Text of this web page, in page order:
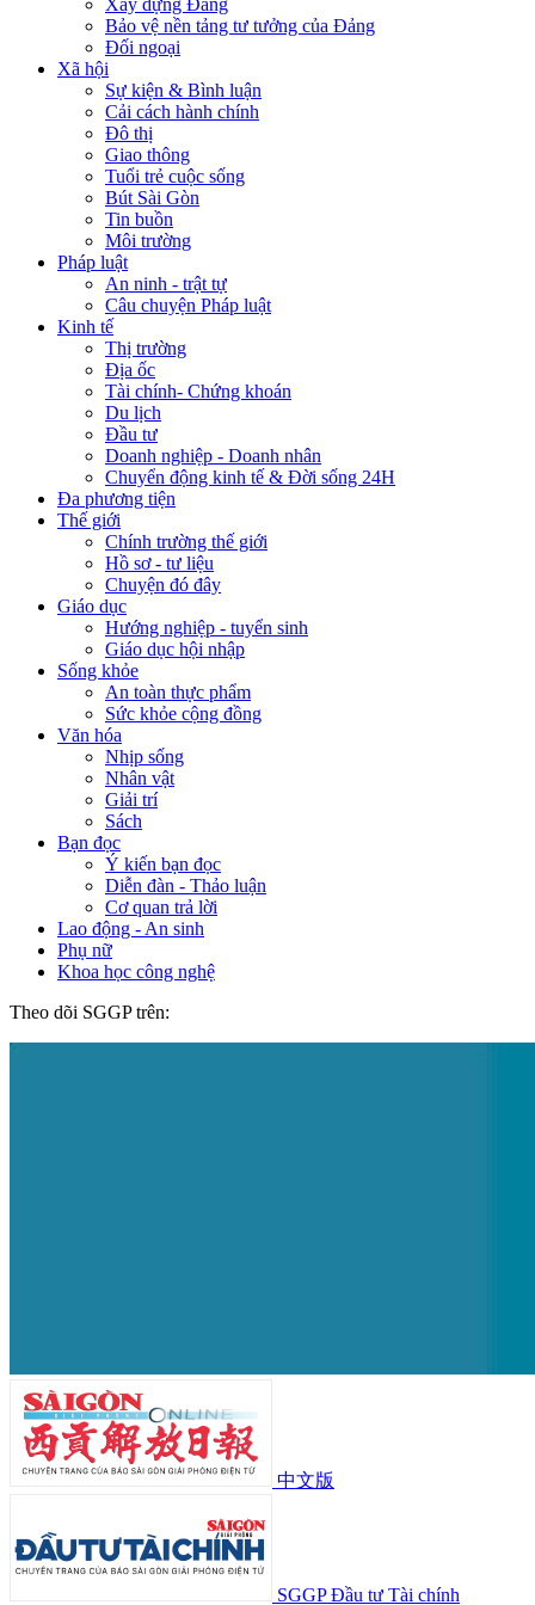
Bảo vệ nền tảng tư tưởng của Đảng
Đối ngoại
Xã hội
Sự kiện & Bình luận
Cải cách hành chính
Đô thị
Giao thông
Tuổi trẻ cuộc sống
Bút Sài Gòn
Tin buồn
Môi trường
Pháp luật
An ninh - trật tự
Câu chuyện Pháp luật
Kinh tế
Thị trường
Địa ốc
Tài chính- Chứng khoán
Du lịch
Đầu tư
Doanh nghiệp - Doanh nhân
Chuyển động kinh tế & Đời sống 24H
Đa phương tiện
Thế giới
Chính trường thế giới
Hồ sơ - tư liệu
Chuyện đó đây
Giáo dục
Hướng nghiệp - tuyển sinh
Giáo dục hội nhập
Sống khỏe
An toàn thực phẩm
Sức khỏe cộng đồng
Văn hóa
Nhịp sống
Nhân vật
Giải trí
Sách
Bạn đọc
Ý kiến bạn đọc
Diễn đàn - Thảo luận
Cơ quan trả lời
Lao động - An sinh
Phụ nữ
Khoa học công nghệ
Theo dõi SGGP trên:
中文版
SGGP Đầu tư Tài chính